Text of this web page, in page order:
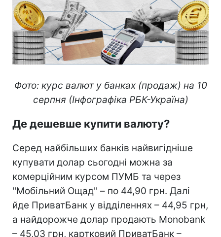
Фото: курс валют у банках (продаж) на 10
серпня (Інфографіка РБК-Україна)
Де дешевше купити валюту?
Серед найбільших банків найвигідніше
купувати долар сьогодні можна за
комерційним курсом ПУМБ та через
''Мобільний Ощад'' – по 44,90 грн. Далі
йде ПриватБанк у відділеннях – 44,95 грн,
а найдорожче долар продають Monobank
– 45,03 грн, картковий ПриватБанк –